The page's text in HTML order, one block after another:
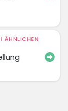
ÄHNLICHEN